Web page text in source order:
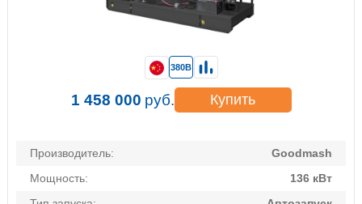
Производитель:
Goodmash
Мощность:
136 кВт
380В
1 458 000 руб. Купить